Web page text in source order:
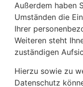
Außerdem haben
Umständen die
Ihrer
Weiteren steht
zuständigen
Hierzu sowie zu
Datenschutz